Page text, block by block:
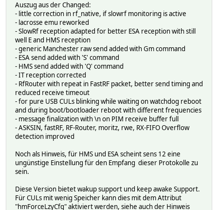
Auszug aus der Changed:
- little correction in rf_native, if slowrf monitoring is active
- lacrosse emu reworked
- SlowRf reception adapted for better ESA reception with still
well E and HMS reception
- generic Manchester raw send added with Gm command
- ESA send added with 'S' command
- HMS send added with 'Q' command
- IT reception corrected
- RfRouter with repeat in FastRF packet, better send timing and
reduced receive timeout
- for pure USB CULs blinking while waiting on watchdog reboot
and during boot/bootloader reboot with different frequencies
- message finalization with \n on PIM receive buffer full
- ASKSIN, fastRF, RF-Router, moritz, rwe, RX-FIFO Overflow
detection improved
Noch als Hinweis, für HMS und ESA scheint sens 12 eine
ungünstige Einstellung für den Empfang dieser Protokolle zu
sein.
Diese Version bietet wakup support und keep awake Support.
Für CULs mit wenig Speicher kann dies mit dem Attribut
"hmForceLzyCfg" aktiviert werden, siehe auch der Hinweis